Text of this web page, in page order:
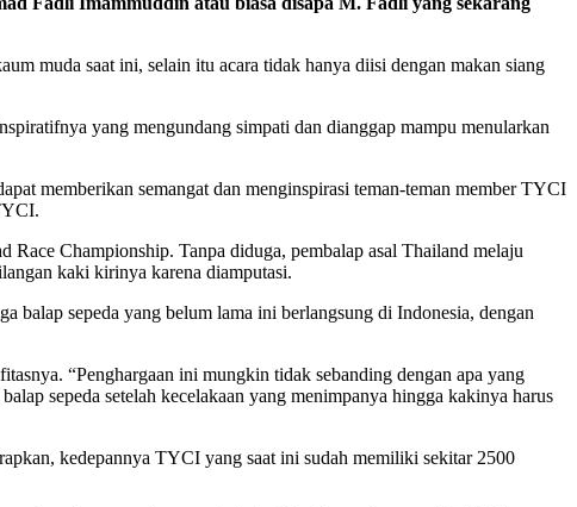
muda saat ini, selain itu acara tidak hanya diisi dengan makan siang
yang mengundang simpati dan dianggap mampu menularkan
memberikan semangat dan menginspirasi teman-teman member TYCI
Championship. Tanpa diduga, pembalap asal Thailand melaju
kaki kirinya karena diamputasi.
balap sepeda yang belum lama ini berlangsung di Indonesia, dengan
“Penghargaan ini mungkin tidak sebanding dengan apa yang
sepeda setelah kecelakaan yang menimpanya hingga kakinya harus
kedepannya TYCI yang saat ini sudah memiliki sekitar 2500